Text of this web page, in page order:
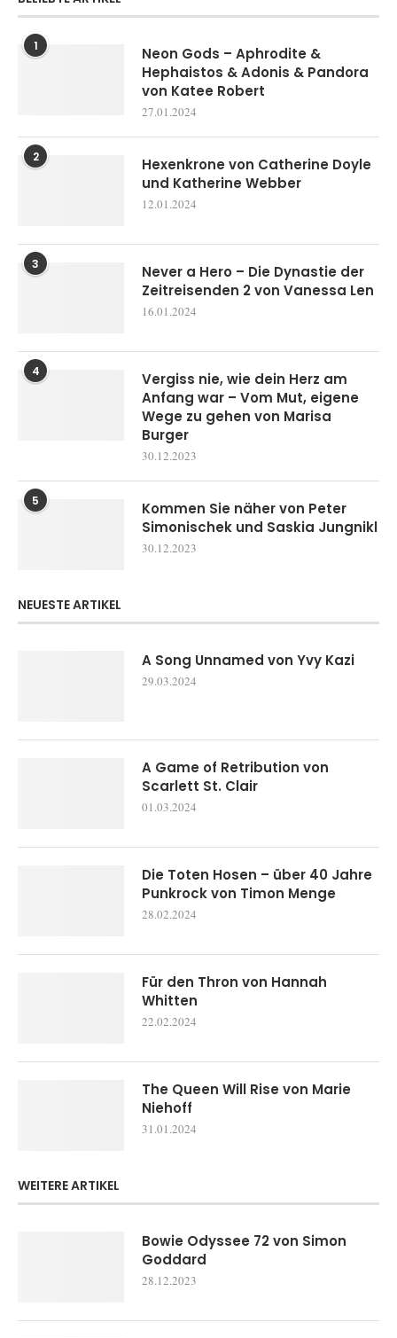
1
Neon Gods – Aphrodite &
Hephaistos & Adonis & Pandora
von Katee Robert
27.01.2024
2
Hexenkrone von Catherine Doyle
und Katherine Webber
12.01.2024
3
Never a Hero – Die Dynastie der
Zeitreisenden 2 von Vanessa Len
16.01.2024
4
Vergiss nie, wie dein Herz am
Anfang war – Vom Mut, eigene
Wege zu gehen von Marisa
Burger
30.12.2023
5
Kommen Sie näher von Peter
Simonischek und Saskia Jungnikl
30.12.2023
NEUESTE ARTIKEL
A Song Unnamed von Yvy Kazi
29.03.2024
A Game of Retribution von
Scarlett St. Clair
01.03.2024
Die Toten Hosen – über 40 Jahre
Punkrock von Timon Menge
28.02.2024
Für den Thron von Hannah
Whitten
22.02.2024
The Queen Will Rise von Marie
Niehoff
31.01.2024
WEITERE ARTIKEL
Bowie Odyssee 72 von Simon
Goddard
28.12.2023